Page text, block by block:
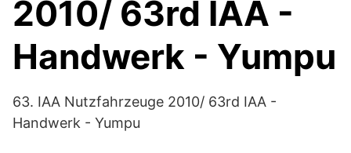
2010/ 63rd IAA -
Handwerk - Yumpu
63. IAA Nutzfahrzeuge 2010/ 63rd IAA -
Handwerk - Yumpu